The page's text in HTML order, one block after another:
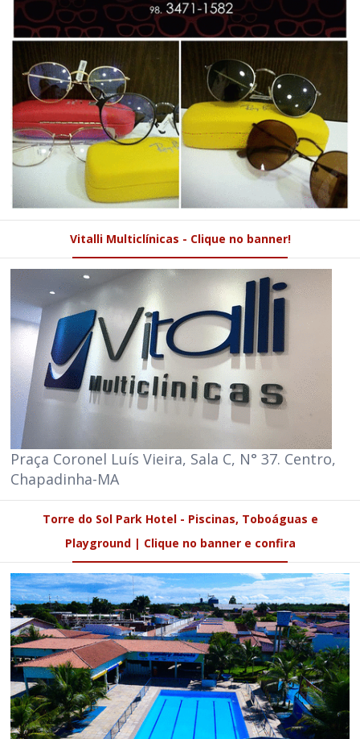
Vitalli Multiclínicas - Clique no banner!
Praça Coronel Luís Vieira, Sala C, N° 37. Centro,
Chapadinha-MA
Torre do Sol Park Hotel - Piscinas, Toboáguas e
Playground | Clique no banner e confira